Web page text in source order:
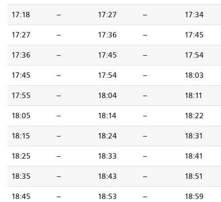
17:18 -- 17:27 -- 17:34
17:27 -- 17:36 -- 17:45
17:36 -- 17:45 -- 17:54
17:45 -- 17:54 -- 18:03
17:55 -- 18:04 -- 18:11
18:05 -- 18:14 -- 18:22
18:15 -- 18:24 -- 18:31
18:25 -- 18:33 -- 18:41
18:35 -- 18:43 -- 18:51
18:45 -- 18:53 -- 18:59